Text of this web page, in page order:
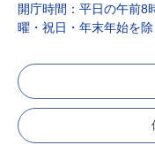
開庁時間：平日の午前8
曜・祝日・年末年始を除